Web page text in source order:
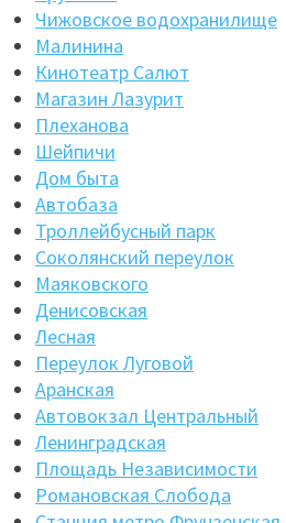
Чижовское водохранилище
Малинина
Кинотеатр Салют
Магазин Лазурит
Плеханова
Шейпичи
Дом быта
Автобаза
Троллейбусный парк
Соколянский переулок
Маяковского
Денисовская
Лесная
Переулок Луговой
Аранская
Автовокзал Центральный
Ленинградская
Площадь Независимости
Романовская Слобода